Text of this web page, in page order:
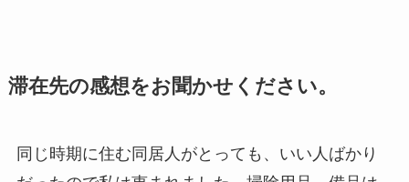
滞在先の感想をお聞かせください。
同じ時期に住む同居人がとっても、いい人ばかり